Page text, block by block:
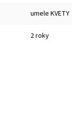
umele KVETY
2 roky